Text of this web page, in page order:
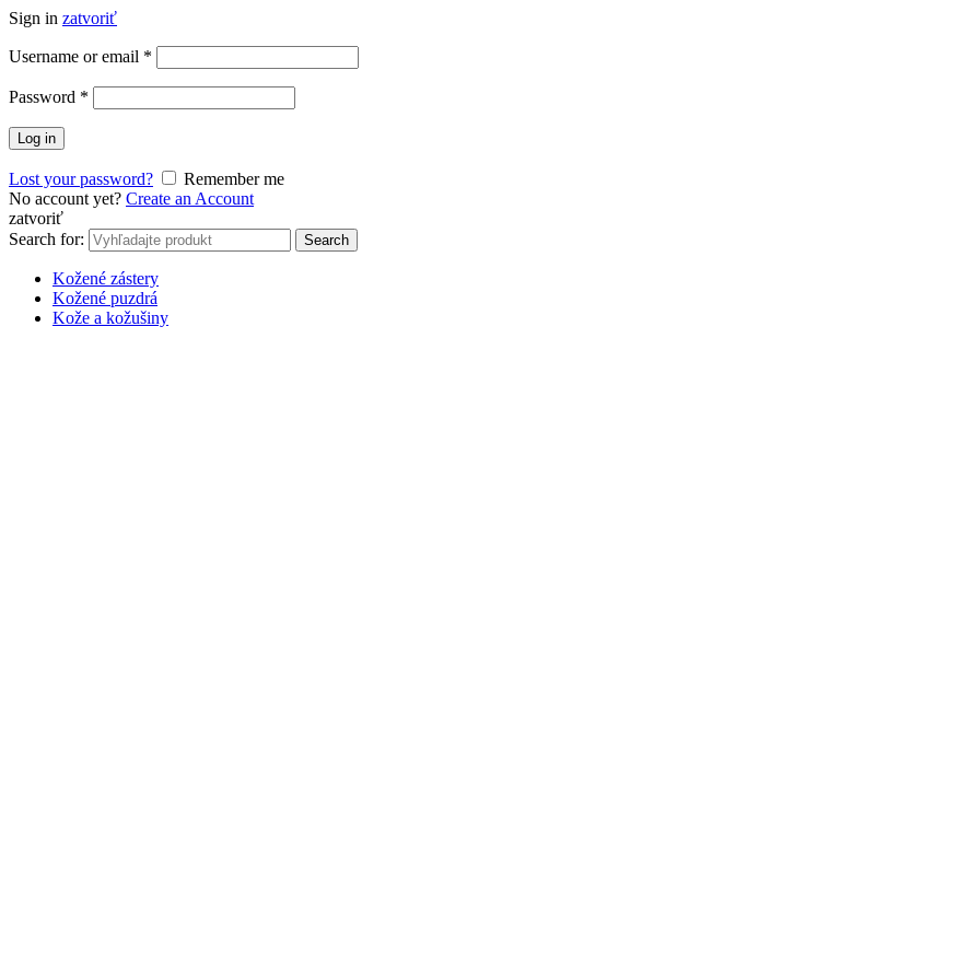
Sign in zatvoriť
Username or email *
Password *
Log in
Lost your password?
Remember me
No account yet? Create an Account
zatvoriť
Search for:
Search
Kožené zástery
Kožené puzdrá
Kože a kožušiny